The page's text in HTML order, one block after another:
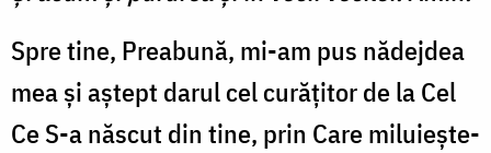
Spre tine, Preabună, mi-am pus nădejdea
mea şi aştept darul cel curăţitor de la Cel
Ce S-a născut din tine, prin Care miluieşte-